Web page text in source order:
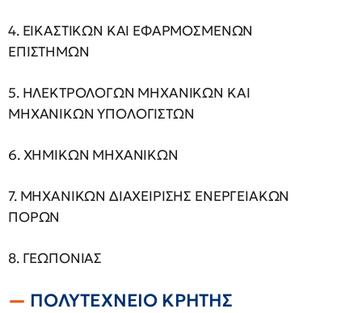
4. ΕΙΚΑΣΤΙΚΩΝ ΚΑΙ ΕΦΑΡΜΟΣΜΕΝΩΝ
ΕΠΙΣΤΗΜΩΝ
5. ΗΛΕΚΤΡΟΛΟΓΩΝ ΜΗΧΑΝΙΚΩΝ ΚΑΙ
ΜΗΧΑΝΙΚΩΝ ΥΠΟΛΟΓΙΣΤΩΝ
6. ΧΗΜΙΚΩΝ ΜΗΧΑΝΙΚΩΝ
7. ΜΗΧΑΝΙΚΩΝ ΔΙΑΧΕΙΡΙΣΗΣ ΕΝΕΡΓΕΙΑΚΩΝ
ΠΟΡΩΝ
8. ΓΕΩΠΟΝΙΑΣ
ΠΟΛΥΤΕΧΝΕΙΟ ΚΡΗΤΗΣ